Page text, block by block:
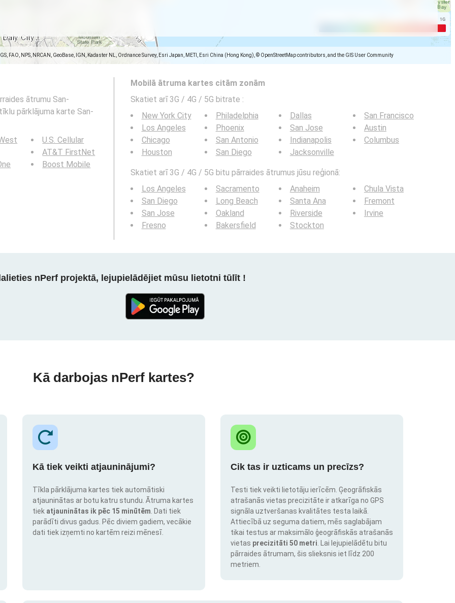
FAO, NPS, NRCAN, GeoBase, IGN, Kadaster NL, Ordnance Survey, Esri Japan, METI, Esri China (Hong Kong), © OpenStreetMap contributors, and the GIS User Community
ātrumu San-
pārklājuma karte San-
U.S. Cellular
AT&T FirstNet
Boost Mobile
Mobilā ātruma kartes citām zonām
Skatiet arī 3G / 4G / 5G bitrate :
New York City
Los Angeles
Chicago
Houston
Philadelphia
Phoenix
San Antonio
San Diego
Dallas
San Jose
Indianapolis
Jacksonville
San Francisco
Austin
Columbus
Skatiet arī 3G / 4G / 5G bitu pārraides ātrumus jūsu reģionā:
Los Angeles
San Diego
San Jose
Fresno
Sacramento
Long Beach
Oakland
Bakersfield
Anaheim
Santa Ana
Riverside
Stockton
Chula Vista
Fremont
Irvine
nPerf projektā, lejupielādējiet mūsu lietotni tūlīt !
Kā darbojas nPerf kartes?
Kā tiek veikti atjauninājumi?
Tīkla pārklājuma kartes tiek automātiski
atjauninātas ar botu katru stundu. Ātruma kartes
tiek atjauninātas ik pēc 15 minūtēm . Dati tiek
parādīti divus gadus. Pēc diviem gadiem, vecākie
dati tiek izņemti no kartēm reizi mēnesī.
Cik tas ir uzticams un precīzs?
Testi tiek veikti lietotāju ierīcēm. Ģeogrāfiskās
atrašanās vietas precizitāte ir atkarīga no GPS
signāla uztveršanas kvalitātes testa laikā.
Attiecībā uz seguma datiem, mēs saglabājam
tikai testus ar maksimālo ģeogrāfiskās atrašanās
vietas precizitāti 50 metri . Lai lejupielādētu bitu
pārraides ātrumam, šis slieksnis iet līdz 200
metriem.